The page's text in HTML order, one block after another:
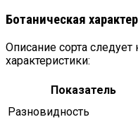
Ботаническая
Описание сорта следует
характеристики:
Показатель
Разновидность